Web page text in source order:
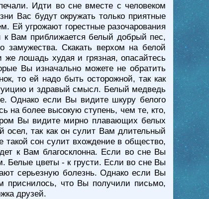
Идти во сне вместе с человеком
Вас будут окружать только приятные
Ей угрожают горестные разочарования
к Вам приближается белый добрый пес,
Скакать верхом на белой
лошадь худая и грязная, опасайтесь
Вы изначально можете не обратить
то ей надо быть осторожной, так как
и здравый смысл. Белый медведь
Однако если Вы видите шкуру белого
на более высокую ступень, чем те, кто,
Вы видите мирно плавающих белых
осел, так как он сулит Вам длительный
сон сулит вхождение в общество,
к Вам благосклонна. Если во сне Вы
Белые цветы - к грусти. Если во сне Вы
серьезную болезнь. Однако если Вы
что Вы получили письмо,
друзей.